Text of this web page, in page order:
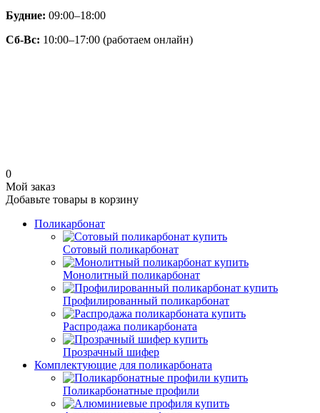
Будние: 09:00–18:00
Сб-Вс: 10:00–17:00 (работаем онлайн)
0
Мой заказ
Добавьте товары в корзину
Поликарбонат
Сотовый поликарбонат
Монолитный поликарбонат
Профилированный поликарбонат
Распродажа поликарбоната
Прозрачный шифер
Комплектующие для поликарбоната
Поликарбонатные профили